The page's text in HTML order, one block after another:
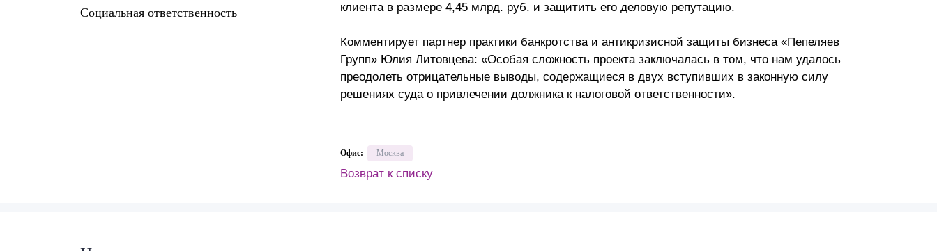
Социальная ответственность
клиента в размере 4,45 млрд. руб. и защитить его деловую репутацию.
Комментирует партнер практики банкротства и антикризисной защиты бизнеса «Пепеляев
Групп» Юлия Литовцева: «Особая сложность проекта заключалась в том, что нам удалось
преодолеть отрицательные выводы, содержащиеся в двух вступивших в законную силу
решениях суда о привлечении должника к налоговой ответственности».
Офис: Москва
Возврат к списку